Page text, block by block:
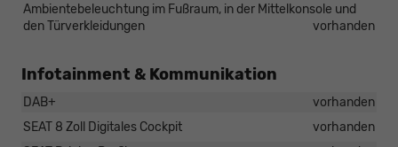
Ambientebeleuchtung im Fußraum, in der Mittelkonsole und
den Türverkleidungen
vorhanden
Infotainment & Kommunikation
DAB+
vorhanden
SEAT 8 Zoll Digitales Cockpit
vorhanden